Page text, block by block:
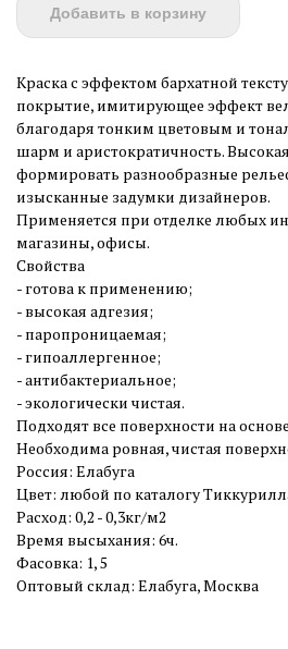
Добавить в корзину
Краска с эффектом бархатной
покрытие, имитирующее эффект
благодаря тонким цветовым и
шарм и аристократичность.
формировать разнообразные
изысканные задумки дизайнеров.
Применяется при отделке любых
магазины, офисы.
Свойства
- готова к применению;
- высокая адгезия;
- паропроницаемая;
- гипоаллергенное;
- антибактериальное;
- экологически чистая.
Подходят все поверхности на
Необходима ровная, чистая
Россия: Елабуга
Цвет: любой по каталогу
Расход: 0,2 - 0,3кг/м2
Время высыхания: 6ч.
Фасовка: 1, 5
Оптовый склад: Елабуга, Москва